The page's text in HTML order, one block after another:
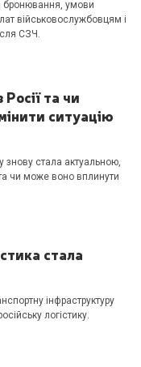
бронювання, умови
військовослужбовцям і
СЗЧ.
та чи
ситуацію
стала актуальною,
чи може воно вплинути
стала
інфраструктуру
логістику.